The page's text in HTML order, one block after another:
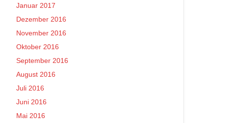
Januar 2017
Dezember 2016
November 2016
Oktober 2016
September 2016
August 2016
Juli 2016
Juni 2016
Mai 2016